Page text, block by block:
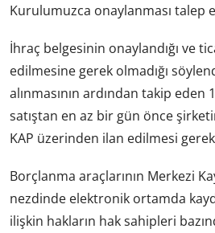
Kurulumuzca onaylanması talep
İhraç belgesinin onaylandığı ve
edilmesine gerek olmadığı
alınmasının ardından takip eden
satıştan en az bir gün önce
KAP üzerinden ilan edilmesi
Borçlanma araçlarının Merkezi
nezdinde elektronik ortamda
ilişkin hakların hak sahipleri